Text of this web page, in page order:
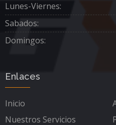
Lunes-Viernes:
Sabados:
Domingos:
Enlaces
Inicio
Nuestros Servicios